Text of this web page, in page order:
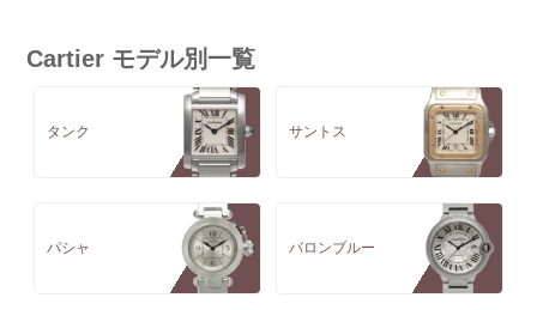
Cartier モデル別一覧
タンク サントス
パシャ バロンブルー